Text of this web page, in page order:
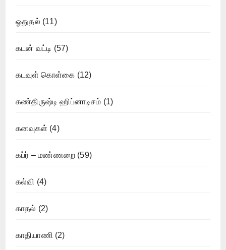
ஓதுதல் (11)
கடன் வட்டி (57)
கடவுள் கொள்கை (12)
கண்திருஷ்டி ஹிப்னாடிசம் (1)
கனவுகள் (4)
கப்ர் – மண்ணறை (59)
கல்வி (4)
காதல் (2)
காதியாணி (2)